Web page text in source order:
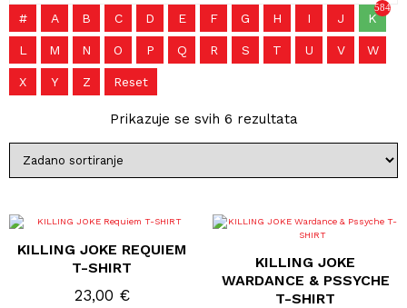
# A B C D E F G H I J K
584
L M N O P Q R S T U V W
X Y Z Reset
Prikazuje se svih 6 rezultata
KILLING JOKE REQUIEM
T-SHIRT
23,00 €
Ovaj
ima
varijanti.
Opcije
se
KILLING JOKE
WARDANCE & PSSYCHE
T-SHIRT
Ovaj
proizvod
više
varijanti.
Opcije
se